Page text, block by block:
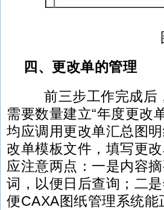
四、更改单的管理
前三步工作完成后
需要数量建立“年度更改
均应调用更改单汇总图
改单模板文件，填写更
应注意两点：一是内容
词，以便日后查询；二
便CAXA图纸管理系统